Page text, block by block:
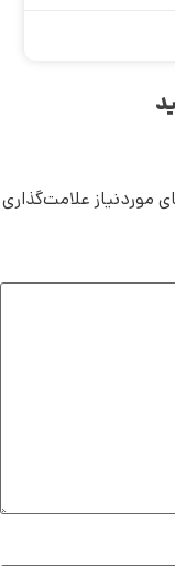
موردنیاز علامت‌گذاری